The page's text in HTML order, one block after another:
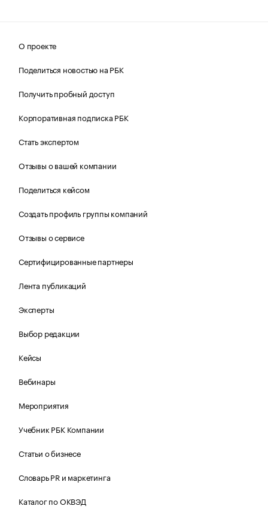
О проекте
Поделиться новостью на РБК
Получить пробный доступ
Корпоративная подписка РБК
Стать экспертом
Отзывы о вашей компании
Поделиться кейсом
Создать профиль группы компаний
Отзывы о сервисе
Сертифицированные партнеры
Лента публикаций
Эксперты
Выбор редакции
Кейсы
Вебинары
Мероприятия
Учебник РБК Компании
Статьи о бизнесе
Словарь PR и маркетинга
Каталог по ОКВЭД